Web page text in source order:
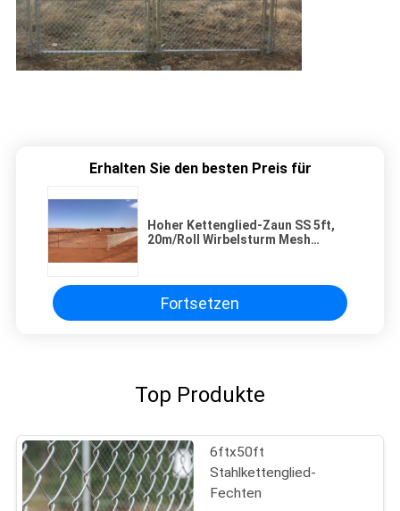
Erhalten Sie den besten Preis für
Hoher Kettenglied-Zaun SS 5ft,
20m/Roll Wirbelsturm Mesh
Fortsetzen
Top Produkte
6ftx50ft
Stahlkettenglied-
Fechten